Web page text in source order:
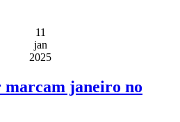
11
jan
2025
marcam janeiro no